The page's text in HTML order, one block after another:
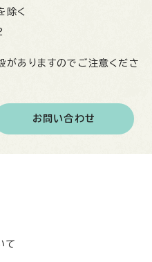
除く
がありますのでご注意くださ
お問い合わせ
て